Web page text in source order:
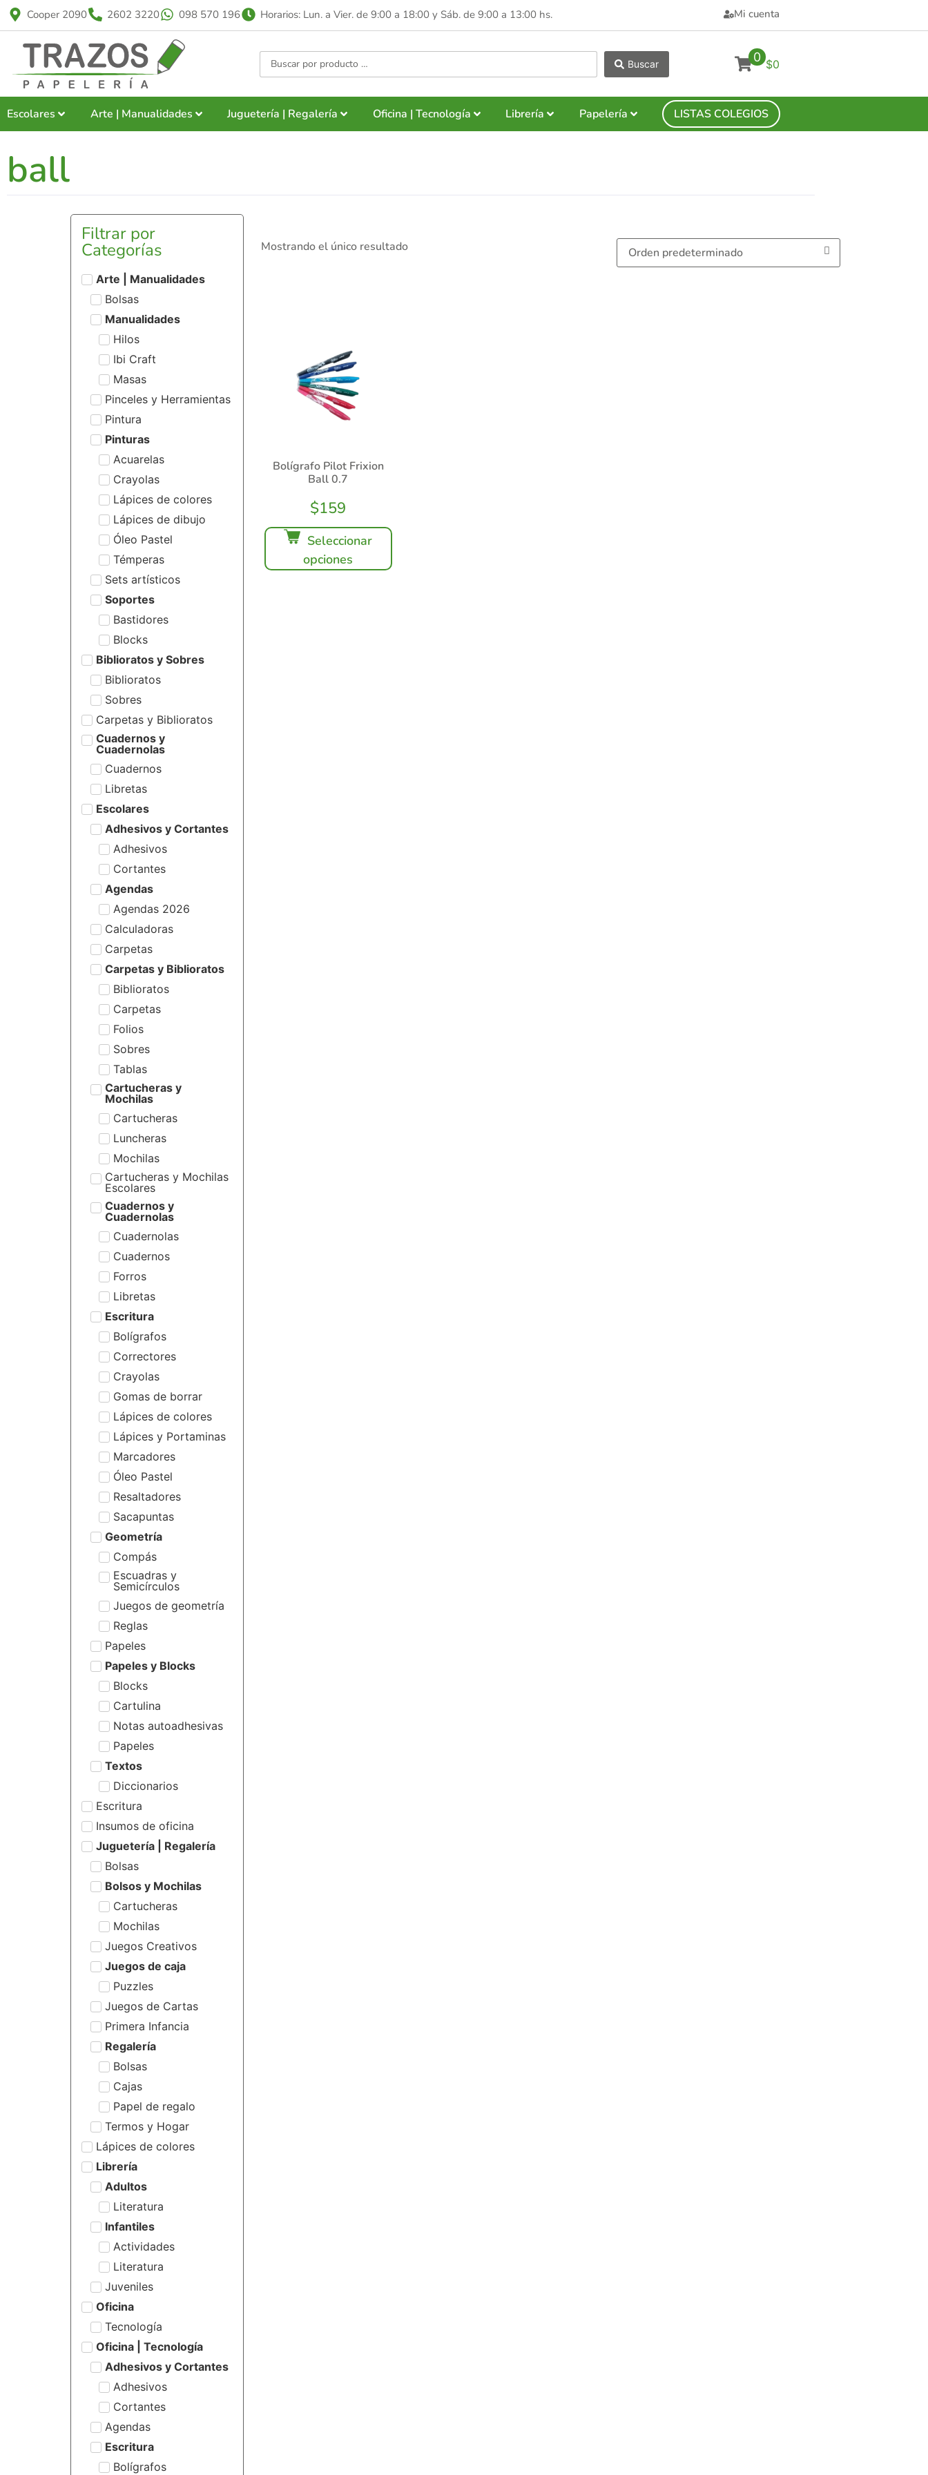
Cooper 2090 2602 3220 098 570 196 Horarios: Lun. a Vier. de 9:00 a 18:00 y Sáb. de 9:00 a 13:00 hs. Mi cuenta
Buscar 0 $0
Escolares Arte | Manualidades Juguetería | Regalería Oficina | Tecnología Librería Papelería LISTAS COLEGIOS
ball
Filtrar por
Categorías
Arte | Manualidades
Bolsas
Manualidades
Hilos
Ibi Craft
Masas
Pinceles y Herramientas
Pintura
Pinturas
Acuarelas
Crayolas
Lápices de colores
Lápices de dibujo
Óleo Pastel
Témperas
Sets artísticos
Soportes
Bastidores
Blocks
Biblioratos y Sobres
Biblioratos
Sobres
Carpetas y Biblioratos
Cuadernos y
Cuadernolas
Cuadernos
Libretas
Escolares
Adhesivos y Cortantes
Adhesivos
Cortantes
Agendas
Agendas 2026
Calculadoras
Carpetas
Carpetas y Biblioratos
Biblioratos
Carpetas
Folios
Sobres
Tablas
Cartucheras y
Mochilas
Cartucheras
Luncheras
Mochilas
Cartucheras y Mochilas
Escolares
Cuadernos y
Cuadernolas
Cuadernolas
Cuadernos
Forros
Libretas
Escritura
Bolígrafos
Correctores
Crayolas
Gomas de borrar
Lápices de colores
Lápices y Portaminas
Marcadores
Óleo Pastel
Resaltadores
Sacapuntas
Geometría
Compás
Escuadras y
Semicírculos
Juegos de geometría
Reglas
Papeles
Papeles y Blocks
Blocks
Cartulina
Notas autoadhesivas
Papeles
Textos
Diccionarios
Escritura
Insumos de oficina
Juguetería | Regalería
Bolsas
Bolsos y Mochilas
Cartucheras
Mochilas
Juegos Creativos
Juegos de caja
Puzzles
Juegos de Cartas
Primera Infancia
Regalería
Bolsas
Cajas
Papel de regalo
Termos y Hogar
Lápices de colores
Librería
Adultos
Literatura
Infantiles
Actividades
Literatura
Juveniles
Oficina
Tecnología
Oficina | Tecnología
Adhesivos y Cortantes
Adhesivos
Cortantes
Agendas
Escritura
Bolígrafos
Mostrando el único resultado
Bolígrafo Pilot Frixion
Ball 0.7
$159
Seleccionar
opciones